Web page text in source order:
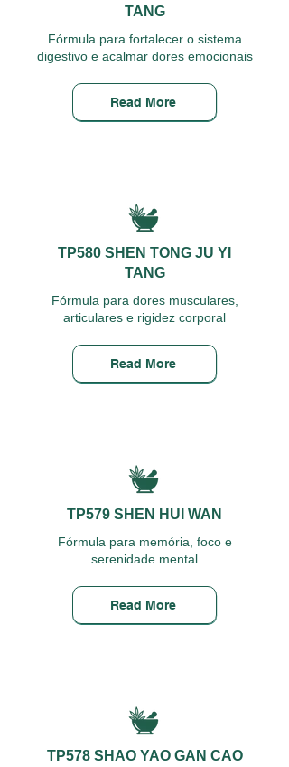
TANG
Fórmula para fortalecer o sistema
digestivo e acalmar dores emocionais
Read More
TP580 SHEN TONG JU YI
TANG
Fórmula para dores musculares,
articulares e rigidez corporal
Read More
TP579 SHEN HUI WAN
Fórmula para memória, foco e
serenidade mental
Read More
TP578 SHAO YAO GAN CAO